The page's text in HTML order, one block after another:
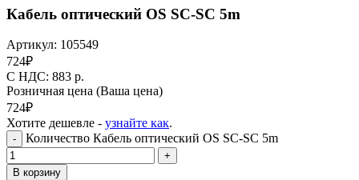
Кабель оптический OS SC-SC 5m
Артикул: 105549
724₽
C НДС: 883 р.
Розничная цена (Ваша цена)
724₽
Хотите дешевле - узнайте как.
- Количество Кабель оптический OS SC-SC 5m
+
В корзину